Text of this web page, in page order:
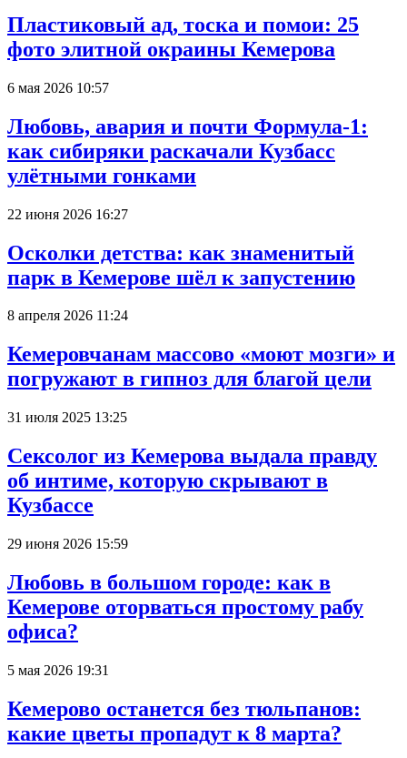
Пластиковый ад, тоска и помои: 25
фото элитной окраины Кемерова
6 мая 2026 10:57
Любовь, авария и почти Формула-1:
как сибиряки раскачали Кузбасс
улётными гонками
22 июня 2026 16:27
Осколки детства: как знаменитый
парк в Кемерове шёл к запустению
8 апреля 2026 11:24
Кемеровчанам массово «моют мозги» и
погружают в гипноз для благой цели
31 июля 2025 13:25
Сексолог из Кемерова выдала правду
об интиме, которую скрывают в
Кузбассе
29 июня 2026 15:59
Любовь в большом городе: как в
Кемерове оторваться простому рабу
офиса?
5 мая 2026 19:31
Кемерово останется без тюльпанов:
какие цветы пропадут к 8 марта?